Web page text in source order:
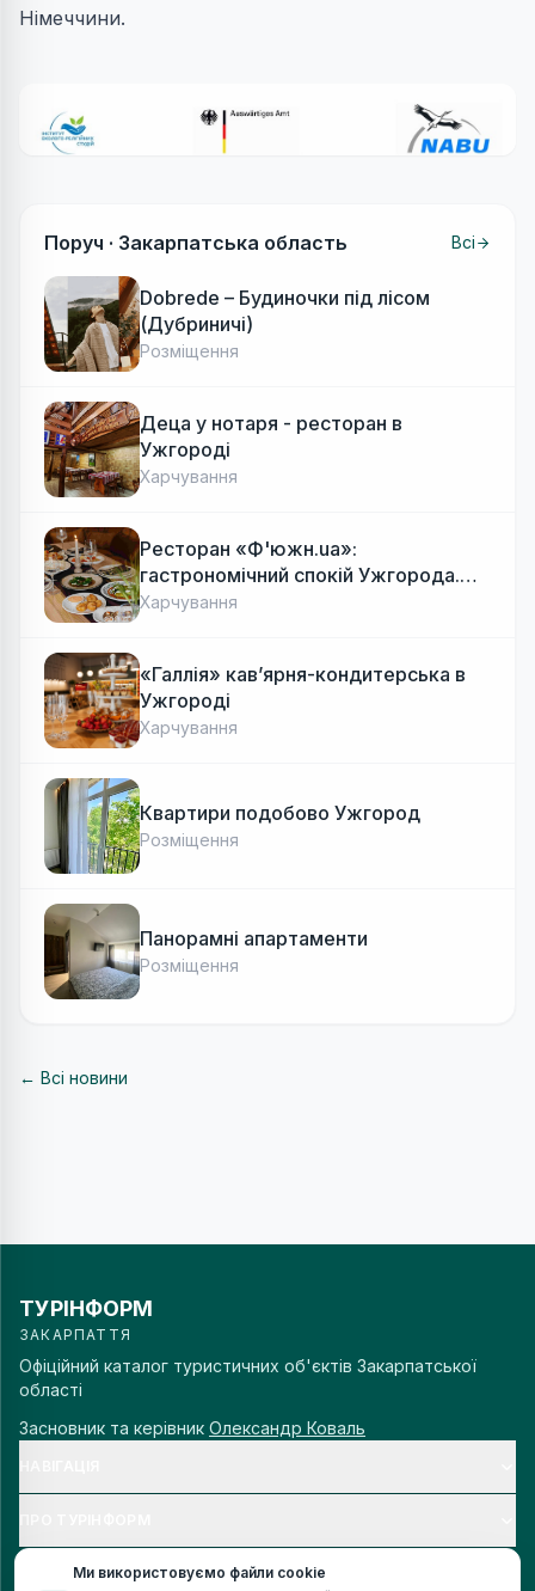
Німеччини.
Поруч · Закарпатська область Всі
Dobrede – Будиночки під лісом
(Дубриничі)
Розміщення
Деца у нотаря - ресторан в
Ужгороді
Харчування
Ресторан «Ф'южн.ua»:
гастрономічний спокій Ужгорода.
Авторська локальна кухня, затишок
Харчування
«Галлія» кав’ярня-кондитерська в
Ужгороді
Харчування
Квартири подобово Ужгород
Розміщення
Панорамні апартаменти
Розміщення
← Всі новини
ТУРІНФОРМ
ЗАКАРПАТТЯ
Офіційний каталог туристичних об'єктів Закарпатської
області
Засновник та керівник Олександр Коваль
Ми використовуємо файли cookie